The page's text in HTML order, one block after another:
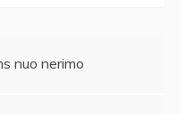
nuo nerimo